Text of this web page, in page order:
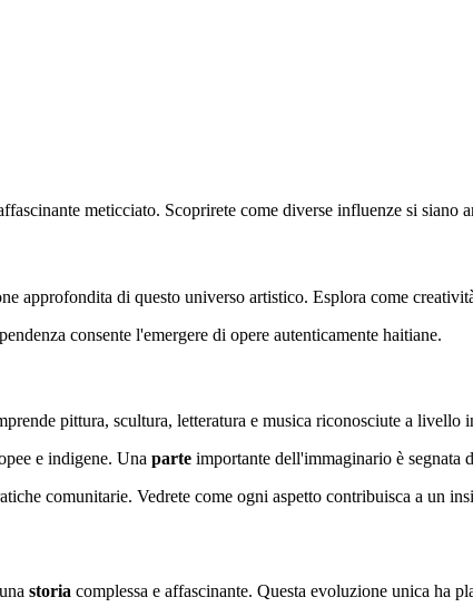
meticciato. Scoprirete come diverse influenze si siano
approfondita di questo universo artistico. Esplora come
consente l'emergere di opere autenticamente haitiane.
pittura, scultura, letteratura e musica riconosciute a livello
e indigene. Una parte importante dell'immaginario è segnata
comunitarie. Vedrete come ogni aspetto contribuisca a un
storia complessa e affascinante. Questa evoluzione unica ha